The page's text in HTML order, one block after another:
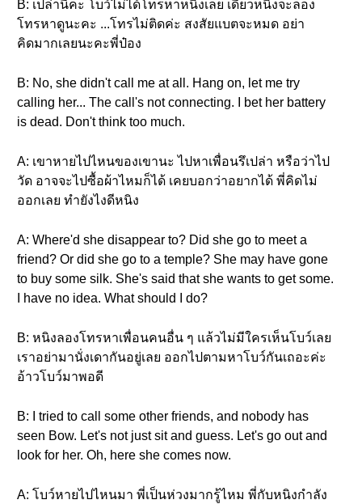
B: เปล่านี่คะ โบว์ไม่ได้โทรหาหนิงเลย เดี๋ยวหนิงจะลอง
โทรหาดูนะคะ ...โทรไม่ติดค่ะ สงสัยแบตจะหมด อย่า
คิดมากเลยนะคะพี่ป๋อง
B: No, she didn't call me at all. Hang on, let me try
calling her... The call's not connecting. I bet her battery
is dead. Don't think too much.
A: เขาหายไปไหนของเขานะ ไปหาเพื่อนรึเปล่า หรือว่าไป
วัด อาจจะไปซื้อผ้าไหมก็ได้ เคยบอกว่าอยากได้ พี่คิดไม่
ออกเลย ทำยังไงดีหนิง
A: Where'd she disappear to? Did she go to meet a
friend? Or did she go to a temple? She may have gone
to buy some silk. She's said that she wants to get some.
I have no idea. What should I do?
B: หนิงลองโทรหาเพื่อนคนอื่น ๆ แล้วไม่มีใครเห็นโบว์เลย
เราอย่ามานั่งเดากันอยู่เลย ออกไปตามหาโบว์กันเถอะค่ะ
อ้าวโบว์มาพอดี
B: I tried to call some other friends, and nobody has
seen Bow. Let's not just sit and guess. Let's go out and
look for her. Oh, here she comes now.
A: โบว์หายไปไหนมา พี่เป็นห่วงมากรู้ไหม พี่กับหนิงกำลัง